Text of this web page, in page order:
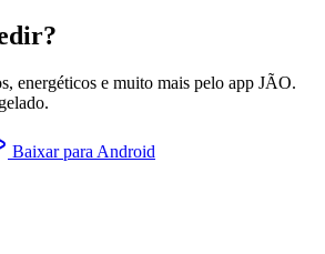
energéticos e muito mais pelo app JÃO.
Baixar para Android